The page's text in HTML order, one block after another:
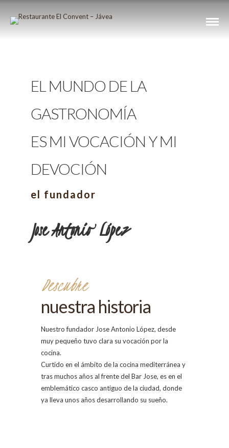
EL MUNDO DE LA
GASTRONOMÍA
ES MI VOCACIÓN Y MI
DEVOCIÓN
el fundador
Jose Antonio López
Descubre
nuestra historia
Nuestro fundador Jose Antonio López, desde
muy pequeño tuvo clara su vocación por la
cocina.
Curtido en el ámbito de la cocina mediterránea y
tras muchos años al frente del Bar Jose, es en el
emblemático casco antiguo de la ciudad, donde
ya lleva unos años desarrollando su sueño.